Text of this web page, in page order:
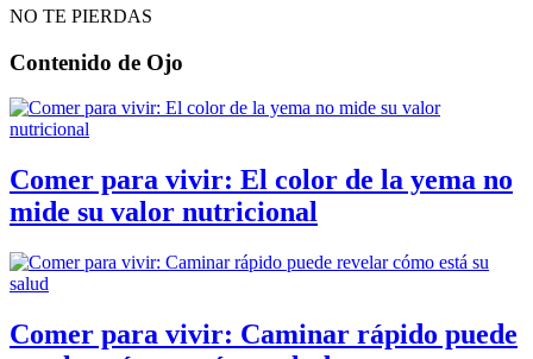
NO TE PIERDAS
Contenido de Ojo
Comer para vivir: El color de la yema no
mide su valor nutricional
Comer para vivir: Caminar rápido puede